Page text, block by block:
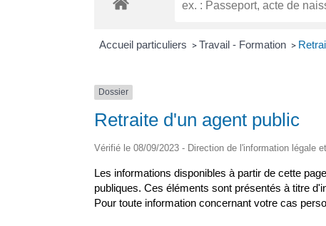
Accueil particuliers > Travail - Formation >
Dossier
Retraite d'un agent public
Vérifié le 08/09/2023 - Direction de l'information légale
Les informations disponibles à partir de cette
publiques. Ces éléments sont présentés à titre
Pour toute information concernant votre cas